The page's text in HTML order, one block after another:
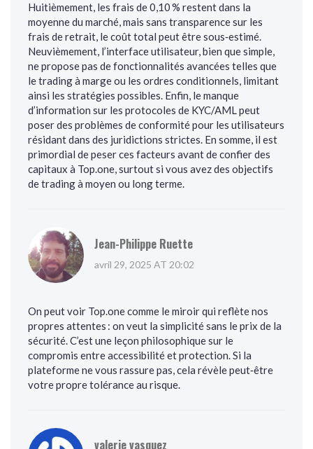
Huitièmement, les frais de 0,10 % restent dans la
moyenne du marché, mais sans transparence sur les
frais de retrait, le coût total peut être sous‑estimé.
Neuvièmement, l’interface utilisateur, bien que simple,
ne propose pas de fonctionnalités avancées telles que
le trading à marge ou les ordres conditionnels, limitant
ainsi les stratégies possibles. Enfin, le manque
d’information sur les protocoles de KYC/AML peut
poser des problèmes de conformité pour les utilisateurs
résidant dans des juridictions strictes. En somme, il est
primordial de peser ces facteurs avant de confier des
capitaux à Top.one, surtout si vous avez des objectifs
de trading à moyen ou long terme.
Jean-Philippe Ruette
avril 29, 2025 AT 20:02
On peut voir Top.one comme le miroir qui reflète nos
propres attentes : on veut la simplicité sans le prix de la
sécurité. C’est une leçon philosophique sur le
compromis entre accessibilité et protection. Si la
plateforme ne vous rassure pas, cela révèle peut‑être
votre propre tolérance au risque.
valerie vasquez